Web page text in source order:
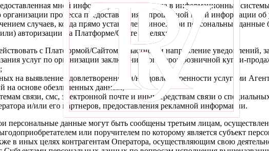
мной информация будет внесена в информационные
процесса предоставления запрошенной мной информации
случаев, когда прямо установлено иное. Мои персональные
авторизации на Платформе/Сайте в целях:
с Платформой/Сайтом, в частности направление уведомлений,
услуг по организации заключения договоров розничной купли-
на выявление удовлетворенности/неудовлетворенности услугами
на основе обезличенных данных;
связи, смс, электронной почте и иным средствам связи о
и/или его партнеров, предоставления рекламной информации.
данные могут быть сообщены третьим лицам,
или поручителем по которому является субъект
в иных целях контрагентам Оператора, осуществляющим свою